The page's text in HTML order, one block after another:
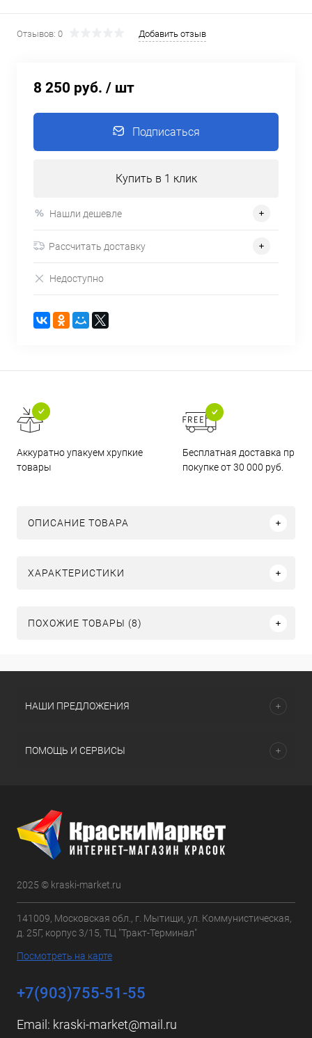
Отзывов: 0 Добавить отзыв
8 250 руб. / шт
Подписаться
Купить в 1 клик
Нашли дешевле
Рассчитать доставку
Недоступно
Аккуратно упакуем хрупкие
товары
Бесплатная доставка при
покупке от 30 000 руб.
ОПИСАНИЕ ТОВАРА
ХАРАКТЕРИСТИКИ
ПОХОЖИЕ ТОВАРЫ (8)
НАШИ ПРЕДЛОЖЕНИЯ
ПОМОЩЬ И СЕРВИСЫ
2025 © kraski-market.ru
141009, Московская обл., г. Мытищи, ул. Коммунистическая,
д. 25Г, корпус 3/15, ТЦ "Тракт-Терминал"
Посмотреть на карте
+7(903)755-51-55
Email: kraski-market@mail.ru